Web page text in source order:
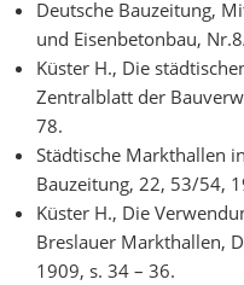
Deutsche Bauzeitung,
und Eisenbetonbau,
Küster H., Die
Zentralblatt der
78.
Städtische Markthallen
Bauzeitung, 22, 53/54,
Küster H., Die
Breslauer Markthallen,
1909, s. 34 – 36.